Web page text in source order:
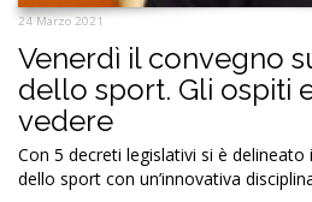
24 Marzo 2021
Venerdì il convegno
dello sport. Gli ospiti
vedere
Con 5 decreti legislativi si è
dello sport con un’innovativa